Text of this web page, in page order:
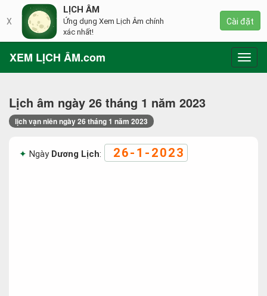
XEM LỊCH ÂM.com
Lịch âm ngày 26 tháng 1 năm 2023
lịch vạn niên ngày 26 tháng 1 năm 2023
Ngày Dương Lịch: 26-1-2023
X
LỊCH ÂM
Ứng dụng Xem Lịch Âm chính
xác nhất!
Cài đặt